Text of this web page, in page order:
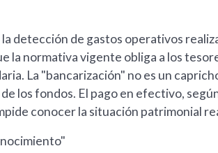
detección de gastos operativos
la normativa vigente obliga a los
La "bancarización" no es un
los fondos. El pago en efectivo,
conocer la situación patrimonial